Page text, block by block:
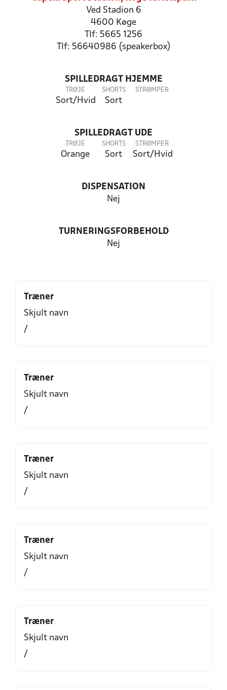
Ved Stadion 6
4600 Køge
Tlf: 5665 1256
Tlf: 56640986 (speakerbox)
SPILLEDRAGT HJEMME
TRØJE
Sort/Hvid
SHORTS
Sort
STRØMPER
SPILLEDRAGT UDE
TRØJE
Orange
SHORTS
Sort
STRØMPER
Sort/Hvid
DISPENSATION
Nej
TURNERINGSFORBEHOLD
Nej
Træner
Skjult navn
/
Træner
Skjult navn
/
Træner
Skjult navn
/
Træner
Skjult navn
/
Træner
Skjult navn
/